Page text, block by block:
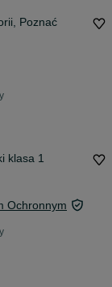
Poznać
klasa 1
Ochronnym